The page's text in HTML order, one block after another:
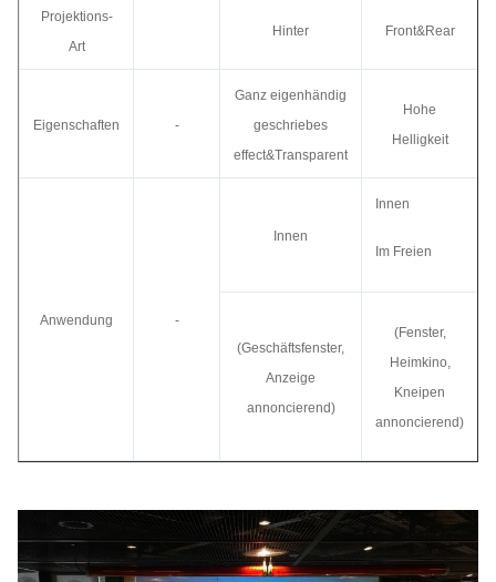
Projektions-
Art
Hinter Front&Rear
Eigenschaften -
Ganz eigenhändig
geschriebes
effect&Transparent
Hohe
Helligkeit
Anwendung -
Innen
Innen
Im Freien
(Geschäftsfenster,
Anzeige
annoncierend)
(Fenster,
Heimkino,
Kneipen
annoncierend)